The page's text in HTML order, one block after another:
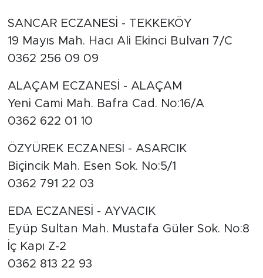
SANCAR ECZANESİ - TEKKEKÖY
19 Mayıs Mah. Hacı Ali Ekinci Bulvarı 7/C
0362 256 09 09
ALAÇAM ECZANESİ - ALAÇAM
Yeni Cami Mah. Bafra Cad. No:16/A
0362 622 01 10
ÖZYÜREK ECZANESİ - ASARCIK
Biçincik Mah. Esen Sok. No:5/1
0362 791 22 03
EDA ECZANESİ - AYVACIK
Eyüp Sultan Mah. Mustafa Güler Sok. No:8
İç Kapı Z-2
0362 813 22 93